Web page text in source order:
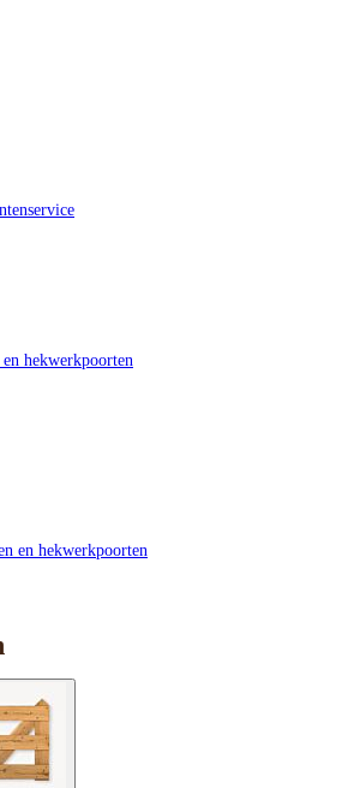
hekwerkpoorten
en hekwerkpoorten